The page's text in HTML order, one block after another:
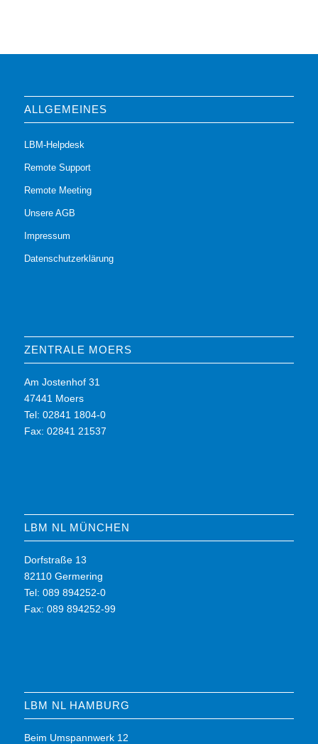
ALLGEMEINES
LBM-Helpdesk
Remote Support
Remote Meeting
Unsere AGB
Impressum
Datenschutzerklärung
ZENTRALE MOERS
Am Jostenhof 31
47441 Moers
Tel: 02841 1804-0
Fax: 02841 21537
LBM NL MÜNCHEN
Dorfstraße 13
82110 Germering
Tel: 089 894252-0
Fax: 089 894252-99
LBM NL HAMBURG
Beim Umspannwerk 12